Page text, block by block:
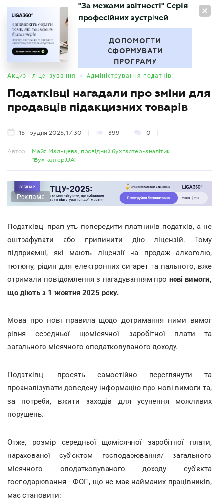
UA
БУХГАЛТЕР
"За межами звітності" Серія
професійних зустрічей
ДОПОМОГТИ
СФОРМУВАТИ
ПРОГРАМУ
Акциз і ліцензування • Адміністрування податків
Податківці нагадали про зміни для
продавців підакцизних товарів
15 грудня 2025, 17:30 699 0
Автор:
Майя Мальцева, провідний бухгалтер-аналітик
"Бухгалтер.UA"
Реклама
Податківці прагнуть попередити платників податків, а не
оштрафувати або припинити дію ліцензій. Тому
підприємці, які мають ліцензії на продаж алкоголю,
тютюну, рідин для електронних сигарет та пального, вже
отримали повідомлення з нагадуванням про нові вимоги,
що діють з 1 жовтня 2025 року.
Мова про нові правила щодо дотримання ними вимог
рівня середньої щомісячної заробітної плати та
загального місячного оподатковуваного доходу.
Податківці просять самостійно переглянути та
проаналізувати доведену інформацію про нові вимоги та,
за потреби, вжити заходів для усунення можливих
порушень.
Отже, розмір середньої щомісячної заробітної плати,
нарахованої суб'єктом господарювання/ загального
місячного оподатковуваного доходу суб'єкта
господарювання - ФОП, що не має найманих працівників,
має становити: